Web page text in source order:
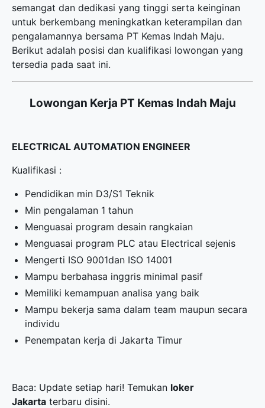
semangat dan dedikasi yang tinggi serta keinginan
untuk berkembang meningkatkan keterampilan dan
pengalamannya bersama PT Kemas Indah Maju.
Berikut adalah posisi dan kualifikasi lowongan yang
tersedia pada saat ini.
Lowongan Kerja PT Kemas Indah Maju
ELECTRICAL AUTOMATION ENGINEER
Kualifikasi :
Pendidikan min D3/S1 Teknik
Min pengalaman 1 tahun
Menguasai program desain rangkaian
Menguasai program PLC atau Electrical sejenis
Mengerti ISO 9001dan ISO 14001
Mampu berbahasa inggris minimal pasif
Memiliki kemampuan analisa yang baik
Mampu bekerja sama dalam team maupun secara
individu
Penempatan kerja di Jakarta Timur
Baca: Update setiap hari! Temukan loker
Jakarta terbaru disini.